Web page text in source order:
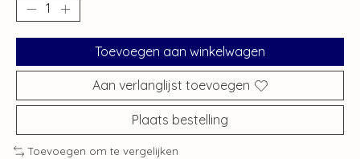
Toevoegen aan winkelwagen
Aan verlanglijst toevoegen
Plaats bestelling
Toevoegen om te vergelijken